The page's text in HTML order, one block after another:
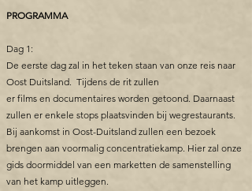
PROGRAMMA
Dag 1:
De eerste dag zal in het teken staan van onze reis naar
Oost Duitsland. Tijdens de rit zullen
er films en documentaires worden getoond. Daarnaast
zullen er enkele stops plaatsvinden bij wegrestaurants.
Bij aankomst in Oost-Duitsland zullen een bezoek
brengen aan voormalig concentratiekamp. Hier zal onze
gids doormiddel van een marketten de samenstelling
van het kamp uitleggen.